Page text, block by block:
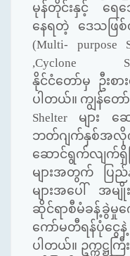
မုန်တိုင်းနှင့် ရေ
နေရတဲ့ ဒေသဖြ
(Multi- purpose
,Cyclone
နိုင်ငံတော်မှ ဦးစ
ပါတယ်။ ကျွန်တော်
Shelter များ
ဘတ်ဂျက်နှစ်အ
ဆောင်ရွက်လျက်ရှိ
များအတွက် ပြ
များအပေါ် အမ
ဆိုင်ရာစီမံခန့်
ကော်မတီရန်ပုံငွေနဲ့
ပါတယ်။ ဥက္ကဋ္ဌကြီ